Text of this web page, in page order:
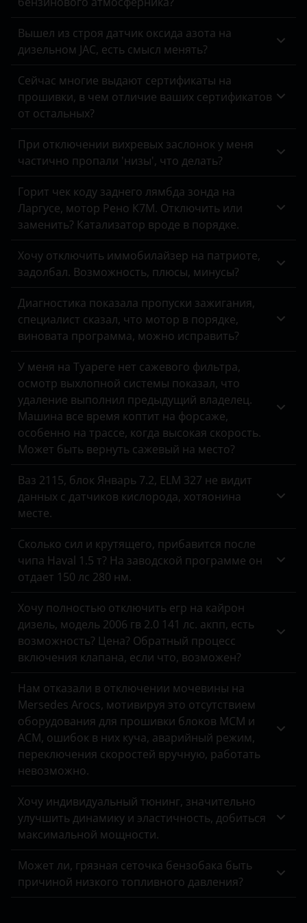
Tank
Toyota
Vortex
Zotye
ВАЗ (LADA)
ГАЗ
ЗАЗ
УАЗ
EXEED
Fiat
Foton
Geely
Great Wall
Hawtai
Honda
Hummer
Hyundai
Infiniti
Isuzu
Iveco
JAC
Jeep
Kia
Land Rover
Lifan
Luxgen
Mazda
MINI
Mitsubishi
Nissan
E-класс
E-класс AMG
G-класс
GL-класс
GLA-класс
GLA-класс AMG
GLB-класс
GLC-класс
GLE-класс
GLK-класс
GLS-класс
M-класс
R-класс
SLK-класс
Sprinter
Sprinter Classic
Viano
X-класс
Вышел из строя датчик оксида азота на
дизельном JAC, есть смысл менять?
Сейчас многие выдают сертификаты на
прошивки, в чем отличие ваших сертификатов
от остальных?
При отключении вихревых заслонок у меня
частично пропали 'низы', что делать?
Горит чек коду заднего лямбда зонда на
Ларгусе, мотор Рено К7М. Отключить или
заменить? Катализатор вроде в порядке.
Хочу отключить иммобилайзер на патриоте,
задолбал. Возможность, плюсы, минусы?
Диагностика показала пропуски зажигания,
специалист сказал, что мотор в порядке,
виновата программа, можно исправить?
У меня на Туареге нет сажевого фильтра,
осмотр выхлопной системы показал, что
удаление выполнил предыдущий владелец.
Машина все время коптит на форсаже,
особенно на трассе, когда высокая скорость.
Может быть вернуть сажевый на место?
Ваз 2115, блок Январь 7.2, ELM 327 не видит
данных с датчиков кислорода, хотяонина
месте.
Сколько сил и крутящего, прибавится после
чипа Haval 1.5 т? На заводской программе он
отдает 150 лс 280 нм.
Хочу полностью отключить егр на кайрон
дизель, модель 2006 гв 2.0 141 лс. акпп, есть
возможность? Цена? Обратный процесс
включения клапана, если что, возможен?
Нам отказали в отключении мочевины на
Mersedes Arocs, мотивируя это отсутствием
оборудования для прошивки блоков MCM и
ACM, ошибок в них куча, аварийный режим,
переключения скоростей вручную, работать
невозможно.
Хочу индивидуальный тюнинг, значительно
улучшить динамику и эластичность, добиться
максимальной мощности.
Может ли, грязная сеточка бензобака быть
причиной низкого топливного давления?